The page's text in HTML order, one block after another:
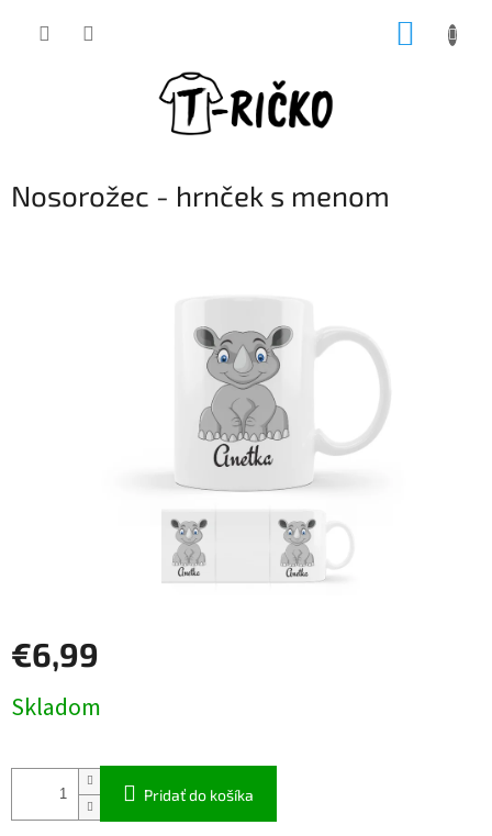
Nosorožec - hrnček s menom
€6,99
cena:
Skladom
Pridať do košíka